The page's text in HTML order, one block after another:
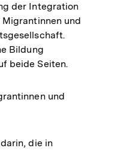
der Integration
und
Bildung
beide Seiten.
und
die in